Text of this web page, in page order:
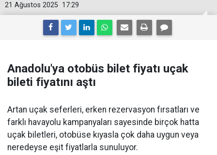
17:29
21 Ağustos 2025
Anadolu'ya otobüs bilet fiyatı uçak
bileti fiyatını aştı
Artan uçak seferleri, erken rezervasyon fırsatları ve
farklı havayolu kampanyaları sayesinde birçok hatta
uçak biletleri, otobüse kıyasla çok daha uygun veya
neredeyse eşit fiyatlarla sunuluyor.